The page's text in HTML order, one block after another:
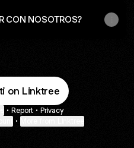
CON NOSOTROS?
on Linktree
• Report • Privacy
•